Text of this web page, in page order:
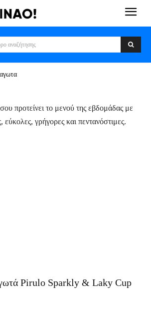
αναζήτησης
προτείνει το μενού της εβδομάδας με
εύκολες, γρήγορες και πεντανόστιμες.
Pirulo Sparkly & Laky Cup